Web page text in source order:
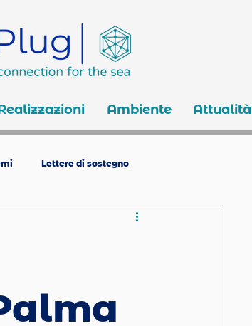
Ambiente Attualità
Lettere di sostegno